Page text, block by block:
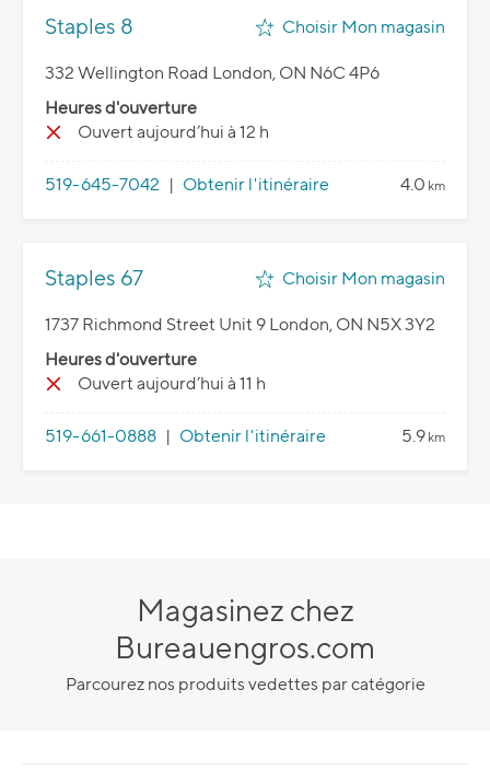
Staples 8 Choisir Mon magasin
332 Wellington Road London, ON N6C 4P6
Heures d'ouverture
Ouvert aujourd’hui à 12 h
519-645-7042 | Obtenir l'itinéraire 4.0 km
Staples 67 Choisir Mon magasin
1737 Richmond Street Unit 9 London, ON N5X 3Y2
Heures d'ouverture
Ouvert aujourd’hui à 11 h
519-661-0888 | Obtenir l'itinéraire 5.9 km
Magasinez chez
Bureauengros.com
Parcourez nos produits vedettes par catégorie